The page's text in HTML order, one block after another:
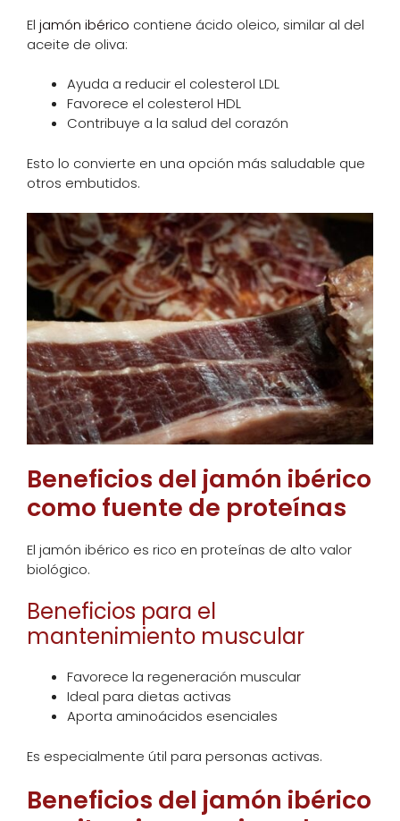
El jamón ibérico contiene ácido oleico, similar al del
aceite de oliva:
Ayuda a reducir el colesterol LDL
Favorece el colesterol HDL
Contribuye a la salud del corazón
Esto lo convierte en una opción más saludable que
otros embutidos.
Beneficios del jamón ibérico
como fuente de proteínas
El jamón ibérico es rico en proteínas de alto valor
biológico.
Beneficios para el
mantenimiento muscular
Favorece la regeneración muscular
Ideal para dietas activas
Aporta aminoácidos esenciales
Es especialmente útil para personas activas.
Beneficios del jamón ibérico